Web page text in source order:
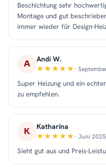
Beschichtung sehr
Montage und gut
immer wieder für Design-
A Andi W.
·
Super Heizung und ein
zu empfehlen.
K Katharina
· Juni 2025
Sieht gut aus und Preis-